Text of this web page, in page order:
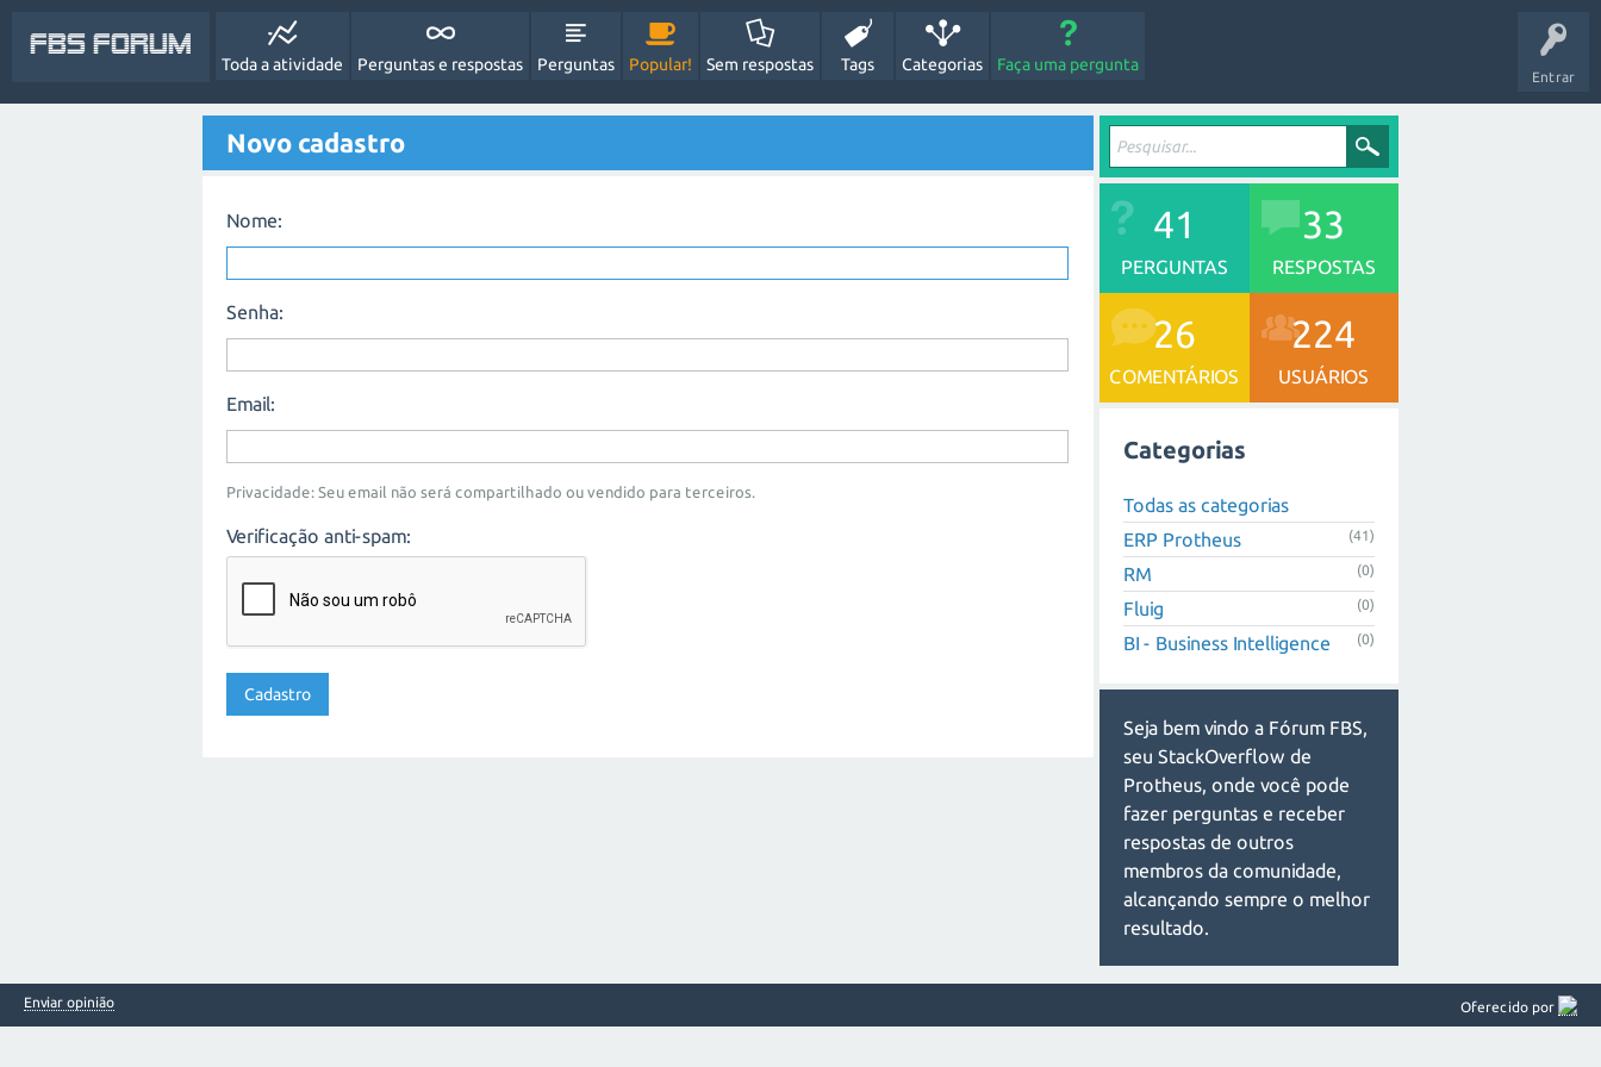
Entrar
FBS Forum
Toda a atividade Perguntas e respostas Perguntas Popular! Sem respostas Tags Categorias Faça uma pergunta
Novo cadastro
Nome:
Senha:
Email:
Privacidade: Seu email não será compartilhado ou vendido para terceiros.
Verificação anti-spam:
41
PERGUNTAS
33
RESPOSTAS
26
COMENTÁRIOS
224
USUÁRIOS
Categorias
Todas as categorias
ERP Protheus
(41)
RM (0)
Fluig (0)
BI - Business Intelligence (0)
Seja bem vindo a Fórum FBS,
seu StackOverflow de
Protheus, onde você pode
fazer perguntas e receber
respostas de outros
membros da comunidade,
alcançando sempre o melhor
resultado.
Enviar opinião Oferecido por